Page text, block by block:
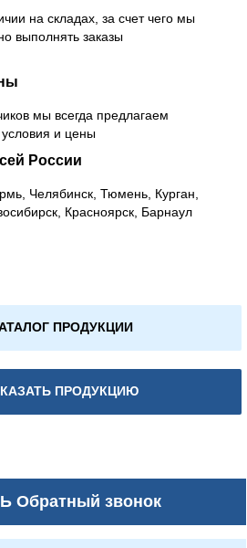
на складах, за счет чего мы
выполнять заказы
мы всегда предлагаем
и цены
России
Челябинск, Тюмень, Курган,
Красноярск, Барнаул
ПРОДУКЦИИ
ПРОДУКЦИЮ
Обратный звонок